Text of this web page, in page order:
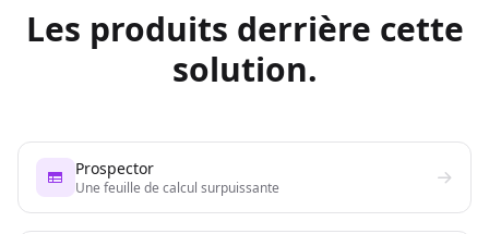
Les produits derrière cette
solution.
Prospector
Une feuille de calcul surpuissante